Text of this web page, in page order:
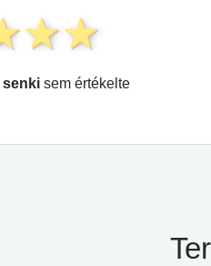
senkisem értékelte